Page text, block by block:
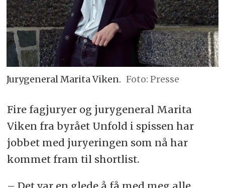
Jurygeneral Marita Viken. Foto: Presse
Fire fagjuryer og jurygeneral Marita
Viken fra byrået Unfold i spissen har
jobbet med juryeringen som nå har
kommet fram til shortlist.